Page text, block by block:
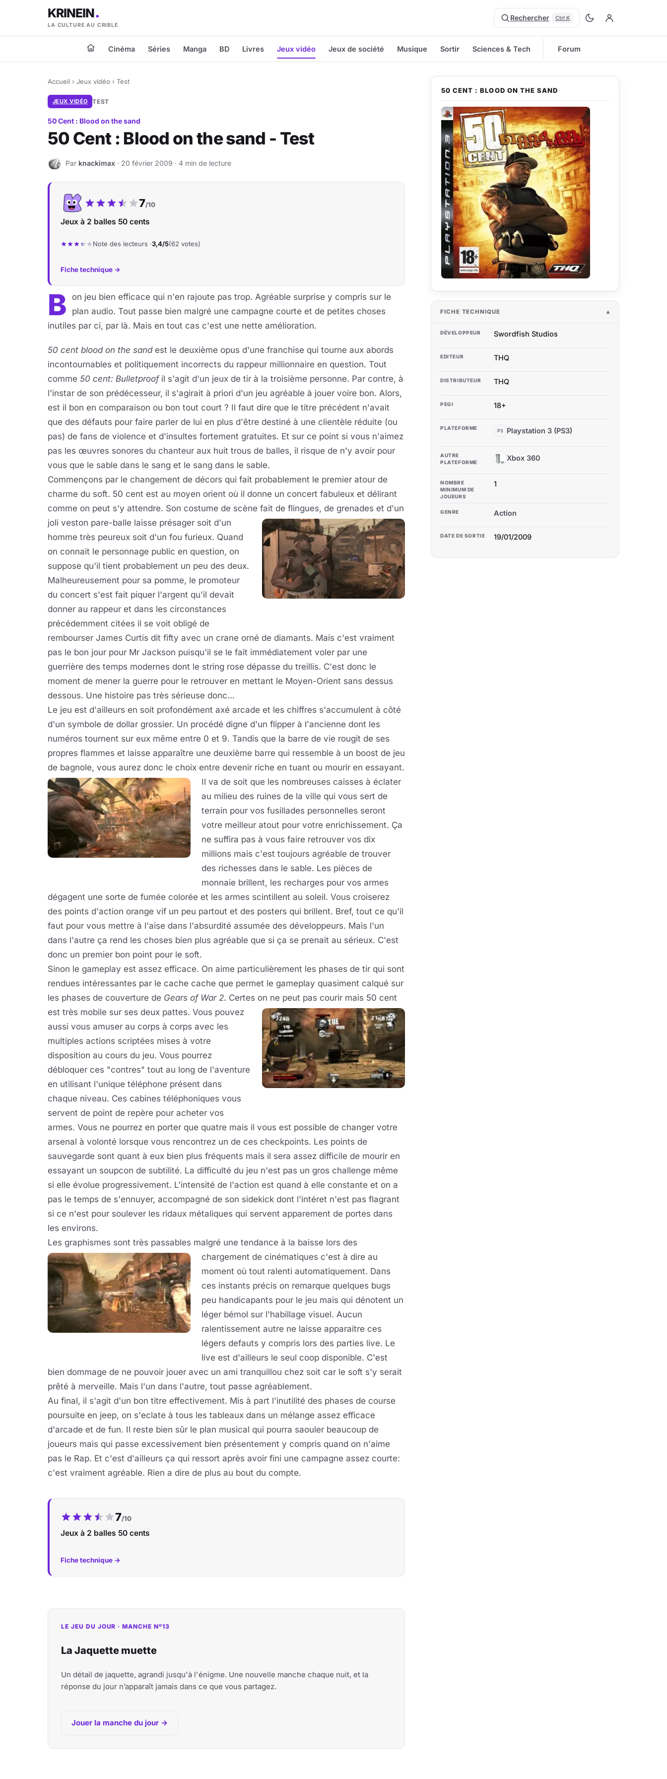
KRINEIN
LA CULTURE AU CRIBLE
Rechercher Ctrl K
Cinéma Séries Manga BD Livres Jeux vidéo Jeux de société Musique Sortir Sciences & Tech Forum
Accueil › Jeux vidéo › Test
JEUX VIDÉO TEST
50 Cent : Blood on the sand
50 Cent : Blood on the sand - Test
K Par knackimax · 20 février 2009 · 4 min de lecture
Notre note :
7/10
Jeux à 2 balles 50 cents
Note des lecteurs ·3,4/5(62 votes)
Fiche technique →
B
on jeu bien efficace qui n'en rajoute pas trop. Agréable surprise y compris sur le
plan audio. Tout passe bien malgré une campagne courte et de petites choses
inutiles par ci, par là. Mais en tout cas c'est une nette amélioration.
50 cent blood on the sandest le deuxième opus d'une franchise qui tourne aux abords
incontournables et politiquement incorrects du rappeur millionnaire en question. Tout
comme 50 cent: Bulletproofil s'agit d'un jeux de tir à la troisième personne. Par contre, à
l'instar de son prédécesseur, il s'agirait à priori d'un jeu agréable à jouer voire bon. Alors,
est il bon en comparaison ou bon tout court ? Il faut dire que le titre précédent n'avait
que des défauts pour faire parler de lui en plus d'être destiné à une clientèle réduite (ou
pas) de fans de violence et d'insultes fortement gratuites. Et sur ce point si vous n'aimez
pas les œuvres sonores du chanteur aux huit trous de balles, il risque de n'y avoir pour
vous que le sable dans le sang et le sang dans le sable.
Commençons par le changement de décors qui fait probablement le premier atour de
charme du soft. 50 cent est au moyen orient où il donne un concert fabuleux et délirant
comme on peut s'y attendre. Son costume de scène fait de flingues, de grenades et d'un
joli veston pare-balle laisse présager soit d'un
homme très peureux soit d'un fou furieux. Quand
on connait le personnage public en question, on
suppose qu'il tient probablement un peu des deux.
Malheureusement pour sa pomme, le promoteur
du concert s'est fait piquer l'argent qu'il devait
donner au rappeur et dans les circonstances
précédemment citées il se voit obligé de
rembourser James Curtis dit fifty avec un crane orné de diamants. Mais c'est vraiment
pas le bon jour pour Mr Jackson puisqu'il se le fait immédiatement voler par une
guerrière des temps modernes dont le string rose dépasse du treillis. C'est donc le
moment de mener la guerre pour le retrouver en mettant le Moyen-Orient sans dessus
dessous. Une histoire pas très sérieuse donc...
Le jeu est d'ailleurs en soit profondément axé arcade et les chiffres s'accumulent à côté
d'un symbole de dollar grossier. Un procédé digne d'un flipper à l'ancienne dont les
numéros tournent sur eux même entre 0 et 9. Tandis que la barre de vie rougit de ses
propres flammes et laisse apparaître une deuxième barre qui ressemble à un boost de jeu
de bagnole, vous aurez donc le choix entre devenir riche en tuant ou mourir en essayant.
Il va de soit que les nombreuses caisses à éclater
au milieu des ruines de la ville qui vous sert de
terrain pour vos fusillades personnelles seront
votre meilleur atout pour votre enrichissement. Ça
ne suffira pas à vous faire retrouver vos dix
millions mais c'est toujours agréable de trouver
des richesses dans le sable. Les pièces de
monnaie brillent, les recharges pour vos armes
dégagent une sorte de fumée colorée et les armes scintillent au soleil. Vous croiserez
des points d'action orange vif un peu partout et des posters qui brillent. Bref, tout ce qu'il
faut pour vous mettre à l'aise dans l'absurdité assumée des développeurs. Mais l'un
dans l'autre ça rend les choses bien plus agréable que si ça se prenait au sérieux. C'est
donc un premier bon point pour le soft.
Sinon le gameplay est assez efficace. On aime particulièrement les phases de tir qui sont
rendues intéressantes par le cache cache que permet le gameplay quasiment calqué sur
les phases de couverture de Gears of War 2. Certes on ne peut pas courir mais 50 cent
est très mobile sur ses deux pattes. Vous pouvez
aussi vous amuser au corps à corps avec les
multiples actions scriptées mises à votre
disposition au cours du jeu. Vous pourrez
débloquer ces "contres" tout au long de l'aventure
en utilisant l'unique téléphone présent dans
chaque niveau. Ces cabines téléphoniques vous
servent de point de repère pour acheter vos
armes. Vous ne pourrez en porter que quatre mais il vous est possible de changer votre
arsenal à volonté lorsque vous rencontrez un de ces checkpoints. Les points de
sauvegarde sont quant à eux bien plus fréquents mais il sera assez difficile de mourir en
essayant un soupcon de subtilité. La difficulté du jeu n'est pas un gros challenge même
si elle évolue progressivement. L'intensité de l'action est quand à elle constante et on a
pas le temps de s'ennuyer, accompagné de son sidekick dont l'intéret n'est pas flagrant
si ce n'est pour soulever les ridaux métaliques qui servent apparement de portes dans
les environs.
Les graphismes sont très passables malgré une tendance à la baisse lors des
chargement de cinématiques c'est à dire au
moment où tout ralenti automatiquement. Dans
ces instants précis on remarque quelques bugs
peu handicapants pour le jeu mais qui dénotent un
léger bémol sur l'habillage visuel. Aucun
ralentissement autre ne laisse apparaitre ces
légers defauts y compris lors des parties live. Le
live est d'ailleurs le seul coop disponible. C'est
bien dommage de ne pouvoir jouer avec un ami tranquillou chez soit car le soft s'y serait
prêté à merveille. Mais l'un dans l'autre, tout passe agréablement.
Au final, il s'agit d'un bon titre effectivement. Mis à part l'inutilité des phases de course
poursuite en jeep, on s'eclate à tous les tableaux dans un mélange assez efficace
d'arcade et de fun. Il reste bien sûr le plan musical qui pourra saouler beaucoup de
joueurs mais qui passe excessivement bien présentement y compris quand on n'aime
pas le Rap. Et c'est d'ailleurs ça qui ressort après avoir fini une campagne assez courte:
c'est vraiment agréable. Rien a dire de plus au bout du compte.
Notre note :
7/10
Jeux à 2 balles 50 cents
Fiche technique →
LE JEU DU JOUR · MANCHE Nº13
La Jaquette muette
Un détail de jaquette, agrandi jusqu'à l'énigme. Une nouvelle manche chaque nuit, et la
réponse du jour n’apparaît jamais dans ce que vous partagez.
Jouer la manche du jour →
50 CENT : BLOOD ON THE SAND
FICHE TECHNIQUE
DÉVELOPPEUR Swordfish Studios
EDITEUR THQ
DISTRIBUTEUR THQ
PEGI 18+
PLATEFORME P3 Playstation 3 (PS3)
AUTRE
PLATEFORME
Xbox 360
NOMBRE
MINIMUM DE
JOUEURS
1
GENRE Action
DATE DE SORTIE 19/01/2009